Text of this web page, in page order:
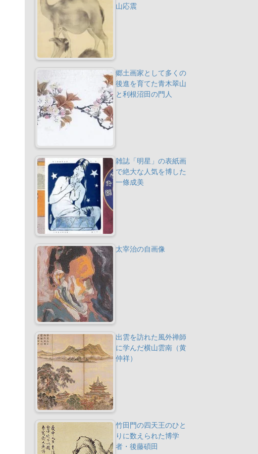
山応震
郷土画家として多くの
後進を育てた青木翠山
と利根沼田の門人
雑誌「明星」の表紙画
で絶大な人気を博した
一條成美
太宰治の自画像
出雲を訪れた風外禅師
に学んだ横山雲南（黄
仲祥）
竹田門の四天王のひと
りに数えられた博学
者・後藤碩田